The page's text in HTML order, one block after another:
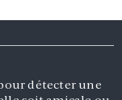
détecter une